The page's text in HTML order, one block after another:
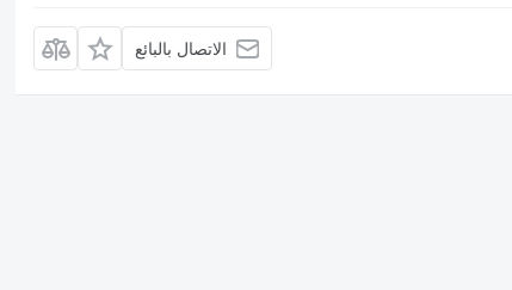
الاتصال بالبائع